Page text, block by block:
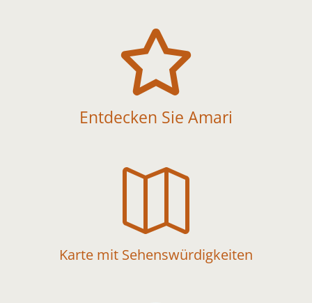

Entdecken Sie Amari

Karte mit Sehenswürdigkeiten